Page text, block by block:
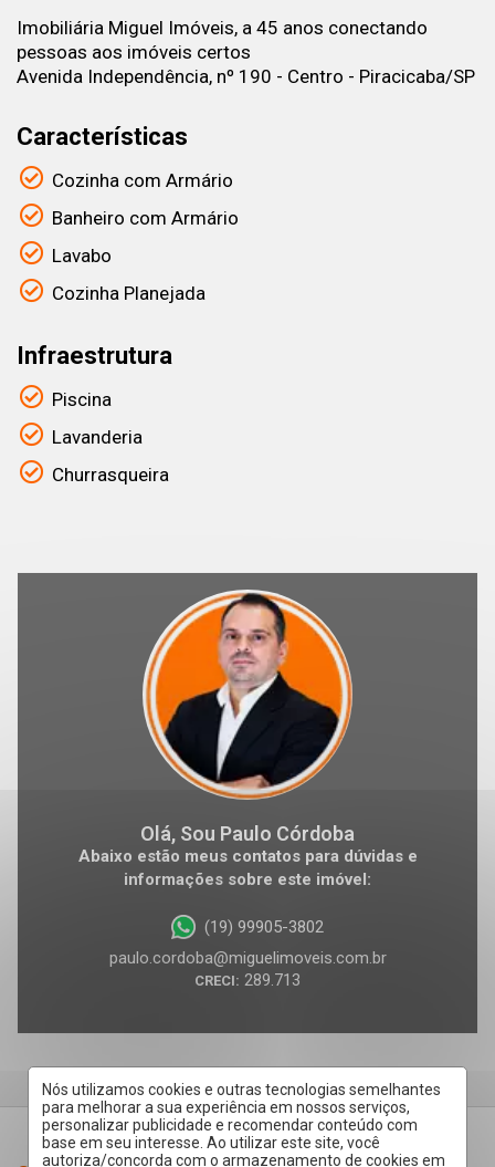
Nós utilizamos cookies e outras tecnologias semelhantes
para melhorar a sua experiência em nossos serviços,
personalizar publicidade e recomendar conteúdo com
base em seu interesse. Ao utilizar este site, você
autoriza/concorda com o armazenamento de cookies em
Imobiliária Miguel Imóveis, a 45 anos conectando
pessoas aos imóveis certos
Avenida Independência, nº 190 - Centro - Piracicaba/SP
Características
Cozinha com Armário
Banheiro com Armário
Lavabo
Cozinha Planejada
Infraestrutura
Piscina
Lavanderia
Churrasqueira
Olá, Sou Paulo Córdoba
Abaixo estão meus contatos para dúvidas e
informações sobre este imóvel:
(19) 99905-3802
paulo.cordoba@miguelimoveis.com.br
CRECI: 289.713